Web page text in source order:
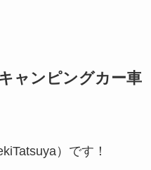
ャンピングカー車
）です！